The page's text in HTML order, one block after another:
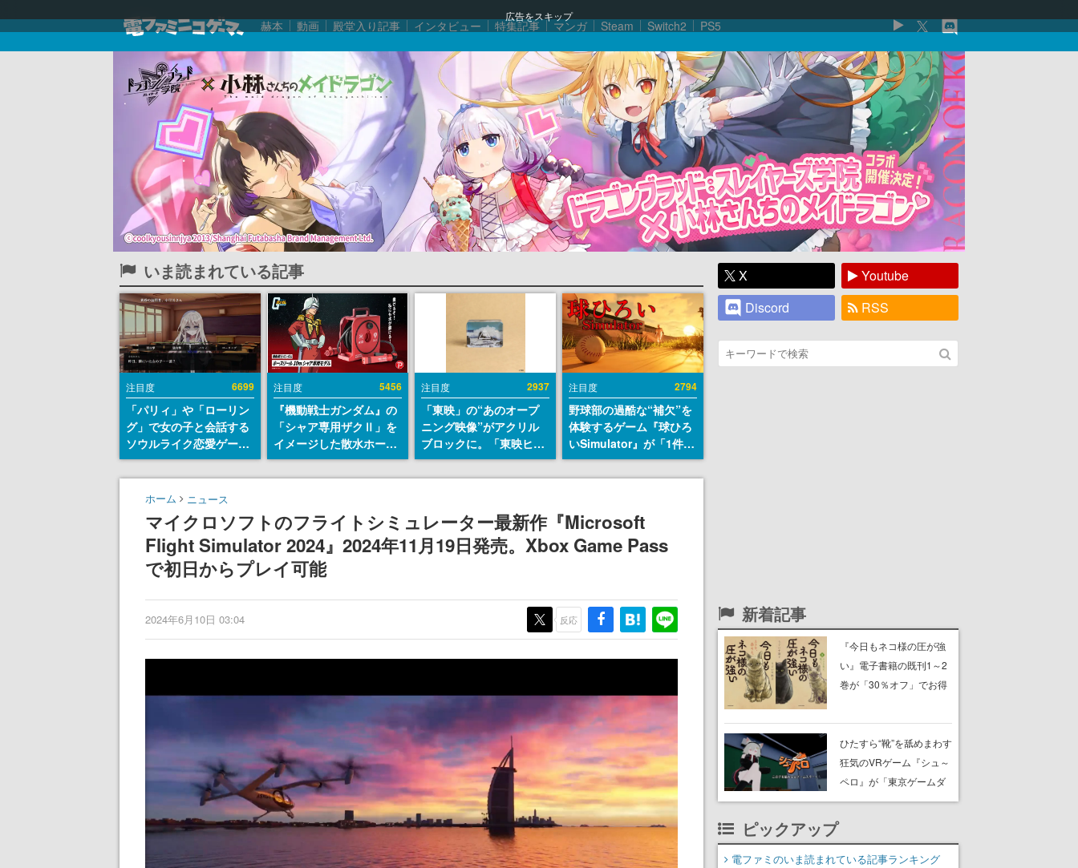
広告をスキップ
赫本 動画 殿堂入り記事 インタビュー 特集記事 マンガ Steam Switch2 PS5
いま読まれている記事
注目度 6699
「パリィ」や「ローリン
グ」で女の子と会話する
ソウルライク恋愛ゲーム
『小早川さんはソウルラ
イク』無料公開。返事に
失敗すると「YOU
注目度 5456
『機動戦士ガンダム』の
「シャア専用ザクⅡ」を
イメージした散水ホース
リールが予約開始。本体
にはシャアのパーソナル
どを配置
注目度 2937
「東映」の“あのオープ
ニング映像”がアクリル
ブロックに。「東映ヒス
トリカル グッズコレクシ
ョン」が8月下旬より発
注目度 2794
野球部の過酷な“補欠”を
体験するゲーム『球ひろ
いSimulator』が「1件」
のウィッシュリストをも
とにチェコ語に対応し
ェコのプロ野球選手から
称賛の声
ホーム ニュース
マイクロソフトのフライトシミュレーター最新作『Microsoft
Flight Simulator 2024』2024年11月19日発売。Xbox Game Pass
で初日からプレイ可能
2024年6月10日 03:04 反応
X
Youtube
Discord
RSS
新着記事
『今日もネコ様の圧が強
い』電子書籍の既刊1～2
巻が「30％オフ」でお得
たネコたちと、ネコを溺
愛する人間のすれ違いを
描く
ひたすら“靴”を舐めまわす
狂気のVRゲーム『シュ～
ペロ』が「東京ゲームダ
ンジョン」に展示中。キ
前のめり。公式アカウン
ピックアップ
電ファミのいま読まれている記事ランキング